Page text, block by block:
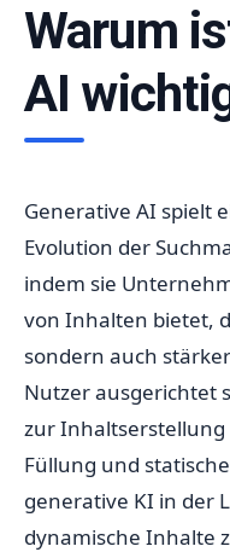
Warum
AI
Generative AI spielt
Evolution der
indem sie
von Inhalten bietet,
sondern auch
Nutzer ausgerichtet
zur
Füllung und
generative KI in der
dynamische Inhalte